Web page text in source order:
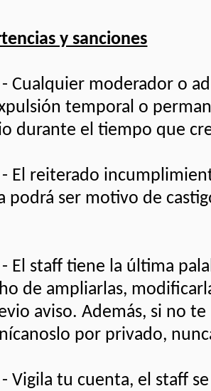
y sanciones
Cualquier moderador o
temporal o
durante el tiempo que
El reiterado
podrá ser motivo de
El staff tiene la última
de ampliarlas,
aviso. Además, si no
por privado,
Vigila tu cuenta, el staff